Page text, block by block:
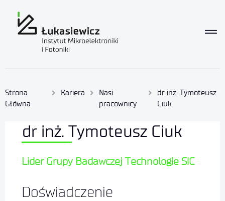
Strona
Główna
Kariera
Nasi
pracownicy
dr inż. Tymoteusz
Ciuk
dr inż. Tymoteusz Ciuk
Lider Grupy Badawczej Technologie SiC
Doświadczenie